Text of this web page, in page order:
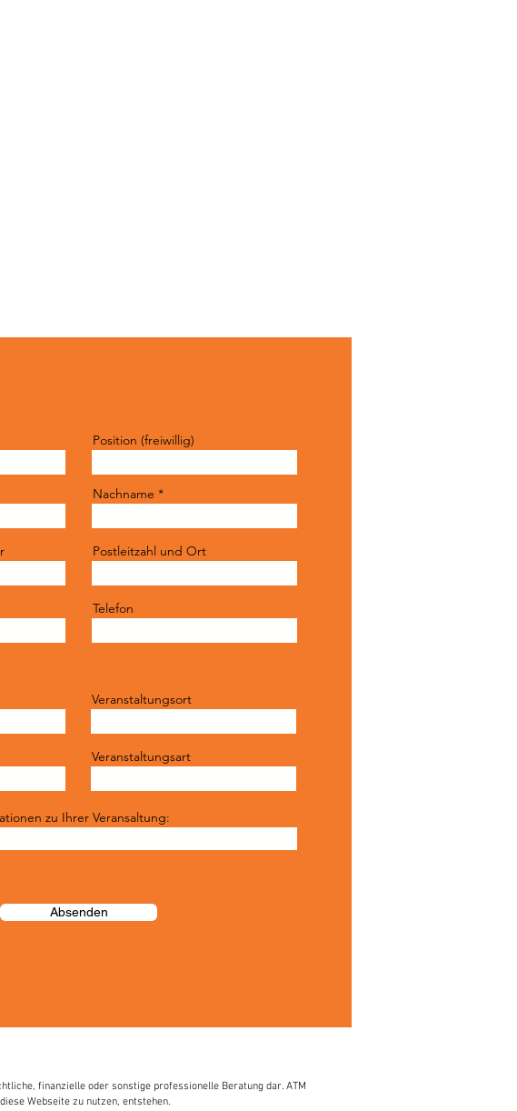
Position (freiwillig)
Nachname
Postleitzahl und Ort
Telefon
Veranstaltungsort
Veranstaltungsart
zu Ihrer Veransaltung:
Absenden
finanzielle oder sonstige professionelle Beratung dar. ATM
Webseite zu nutzen, entstehen.